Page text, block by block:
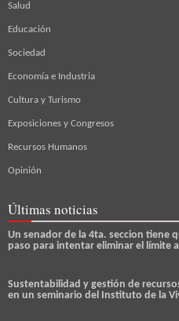
Salud
Educación
Sociedad
Economía e Industria
Cultura y Turismo
Exposiciones y Congresos
Recursos Humanos
Opinión
Últimas noticias
Un senador de la 4ta. seccion tiene
paso para intentar eliminar el límite
Sustentabilidad y gestión de
en un seminario del Instituto de la